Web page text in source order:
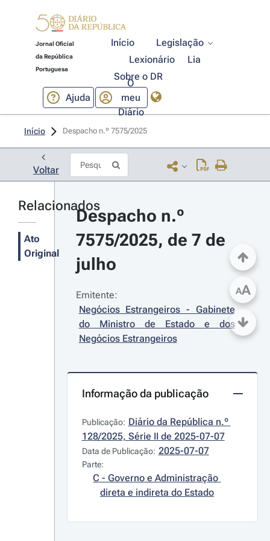
Jornal Oficial
da República
Portuguesa
Início
Legislação
Lexionário
Lia
Sobre o DR
Ajuda
O
meu
Diário
Início Despacho n.º 7575/2025
Voltar
Relacionados
Ato
Original
Despacho n.º
7575/2025, de 7 de
julho
Emitente:
Negócios Estrangeiros - Gabinete
do Ministro de Estado e dos
Negócios Estrangeiros
Informação da publicação
Publicação: Diário da República n.º
128/2025, Série II de 2025-07-07
Data de Publicação: 2025-07-07
Parte:
C - Governo e Administração
direta e indireta do Estado
AA